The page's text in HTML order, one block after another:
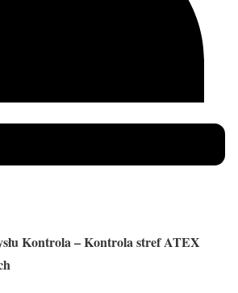
Kontrola – Kontrola stref ATEX